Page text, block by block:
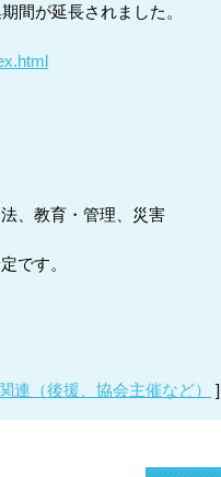
間が延長されました。
、教育・管理、災害
です。
連（後援、協会主催など） ]